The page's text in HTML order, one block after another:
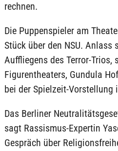
rechnen.
Die Puppenspieler am
Stück über den NSU. Anlass
Auffliegens des Terror-Trios,
Figurentheaters, Gundula
bei der Spielzeit-Vorstellung
Das Berliner
sagt Rassismus-Expertin
Gespräch über